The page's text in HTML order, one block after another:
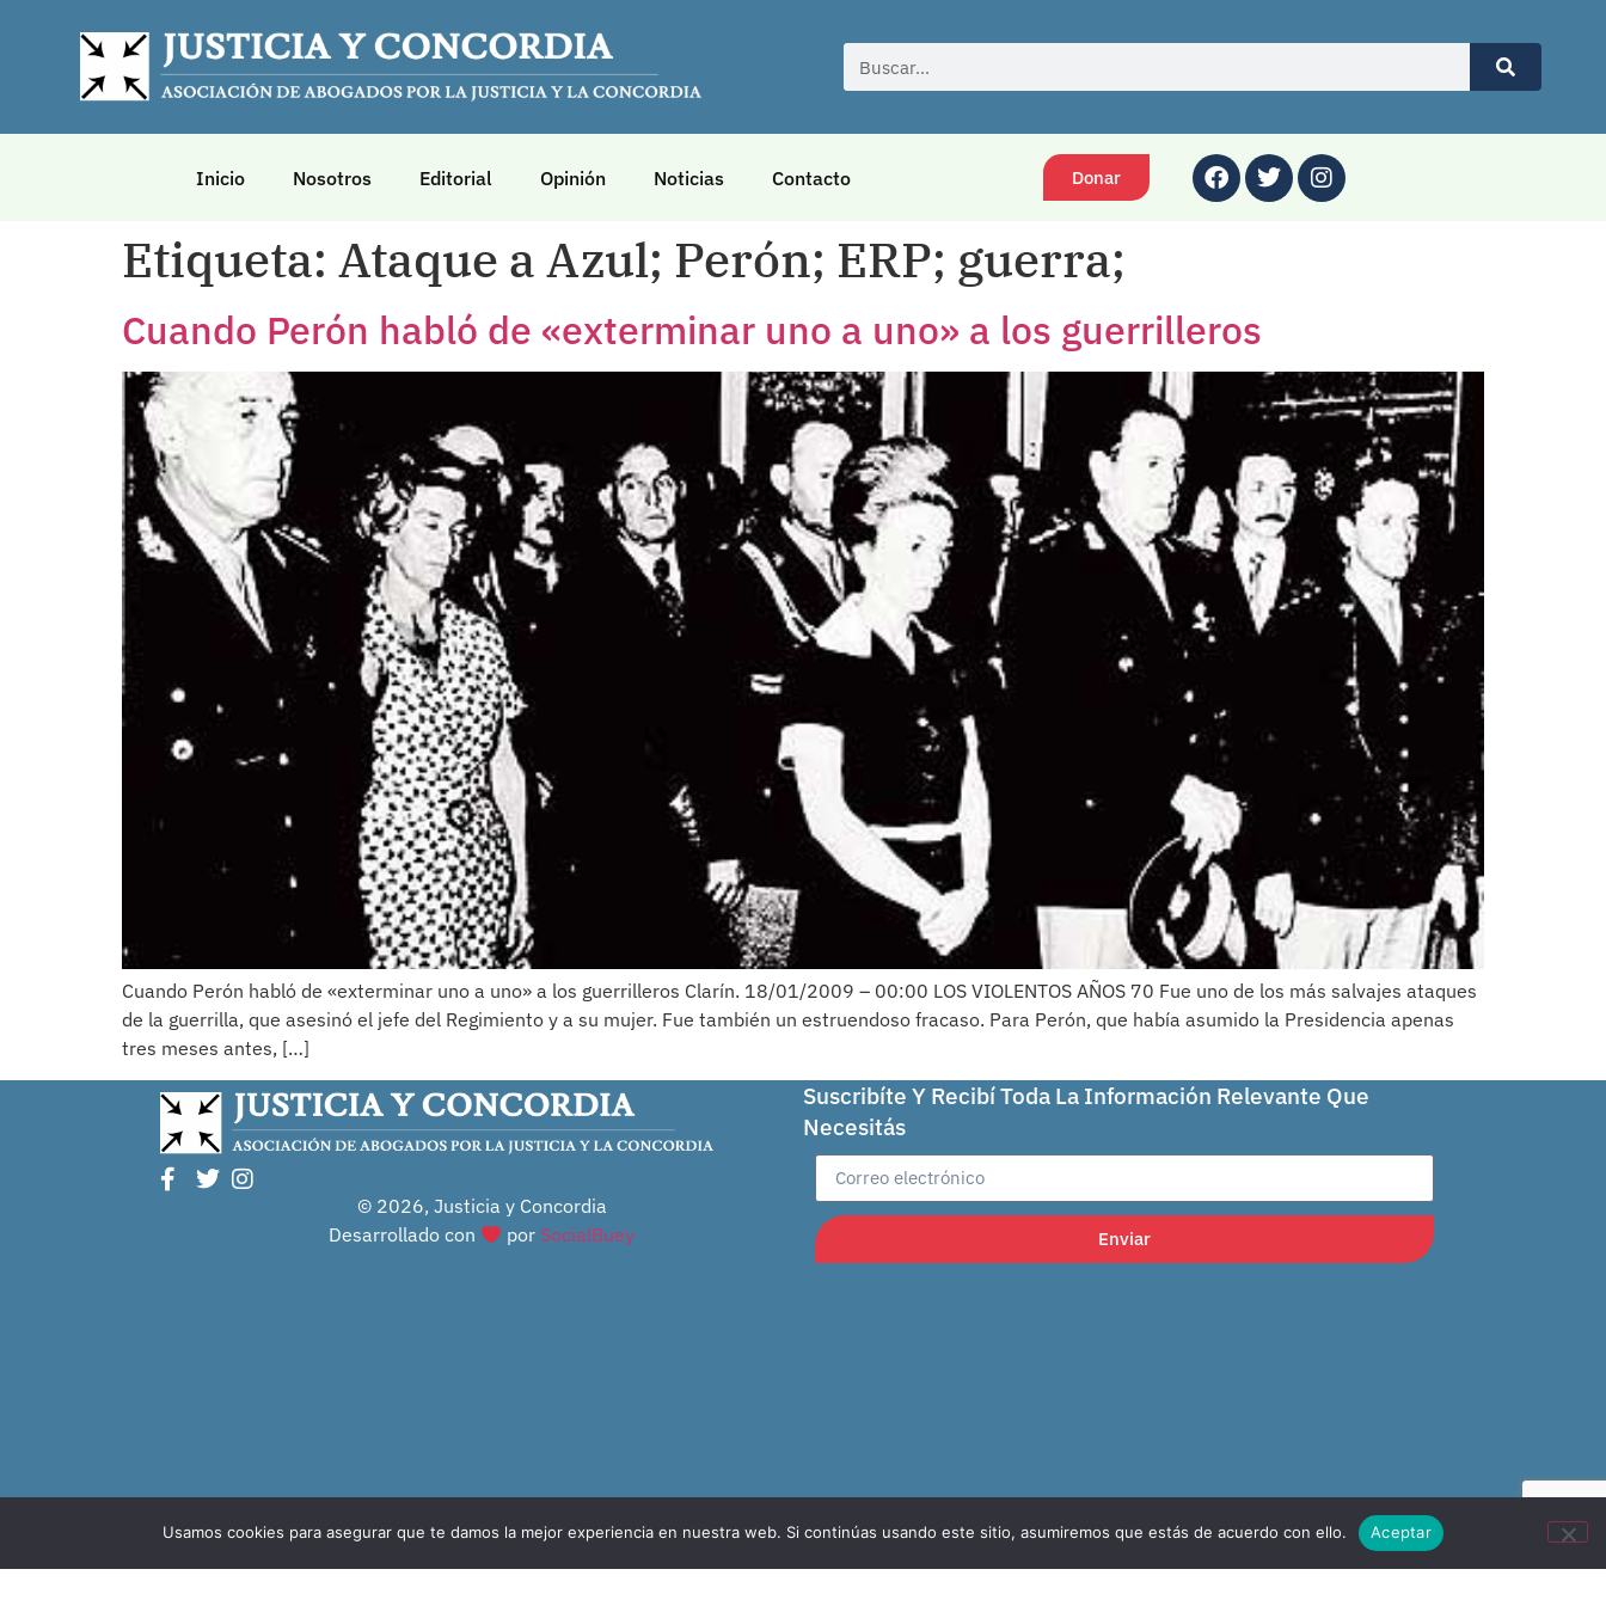
Inicio Nosotros Editorial Opinión Noticias Contacto Donar
Etiqueta: Ataque a Azul; Perón; ERP; guerra;
Cuando Perón habló de «exterminar uno a uno» a los guerrilleros
Cuando Perón habló de «exterminar uno a uno» a los guerrilleros Clarín. 18/01/2009 – 00:00 LOS VIOLENTOS AÑOS 70 Fue uno de los más salvajes ataques
de la guerrilla, que asesinó el jefe del Regimiento y a su mujer. Fue también un estruendoso fracaso. Para Perón, que había asumido la Presidencia apenas
tres meses antes, […]
© 2026, Justicia y Concordia
Desarrollado con
por SocialBuey
Suscribíte Y Recibí Toda La Información Relevante Que
Necesitás
Enviar
Usamos cookies para asegurar que te damos la mejor experiencia en nuestra web. Si continúas usando este sitio, asumiremos que estás de acuerdo con ello. Aceptar